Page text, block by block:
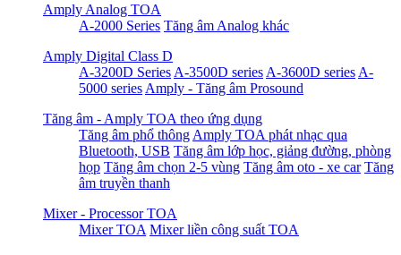
Amply Analog TOA
A-2000 Series Tăng âm Analog khác
Amply Digital Class D
A-3200D Series A-3500D series A-3600D series A-
5000 series Amply - Tăng âm Prosound
Tăng âm - Amply TOA theo ứng dụng
Tăng âm phổ thông Amply TOA phát nhạc qua
Bluetooth, USB Tăng âm lớp học, giảng đường, phòng
họp Tăng âm chọn 2-5 vùng Tăng âm oto - xe car Tăng
âm truyền thanh
Mixer - Processor TOA
Mixer TOA Mixer liền công suất TOA